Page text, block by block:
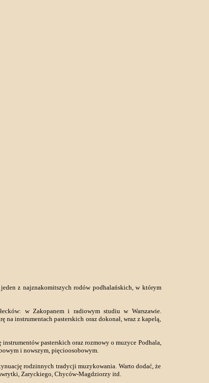
z najznakomitszych rodów podhalańskich, w którym
w Zakopanem i radiowym studiu w Warszawie.
na instrumentach pasterskich oraz dokonał, wraz z kapelą,
pasterskich oraz rozmowy o muzyce Podhala,
i nowszym, pięcioosobowym.
rodzinnych tradycji muzykowania. Warto dodać, że
Zaryckiego, Chyców-Magdziorzy itd.